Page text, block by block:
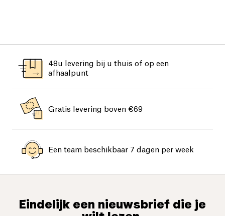
48u levering bij u thuis of op een
afhaalpunt
Gratis levering boven €69
Een team beschikbaar 7 dagen per week
Eindelijk een nieuwsbrief die je